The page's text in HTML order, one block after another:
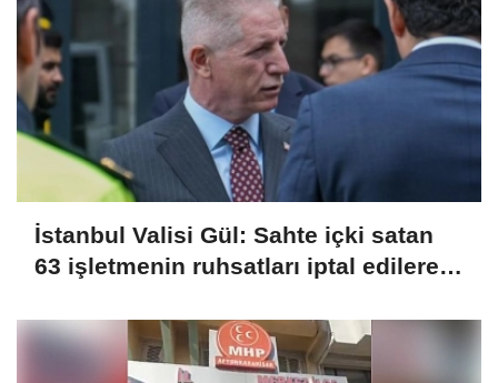
İstanbul Valisi Gül: Sahte içki satan
63 işletmenin ruhsatları iptal edilerek